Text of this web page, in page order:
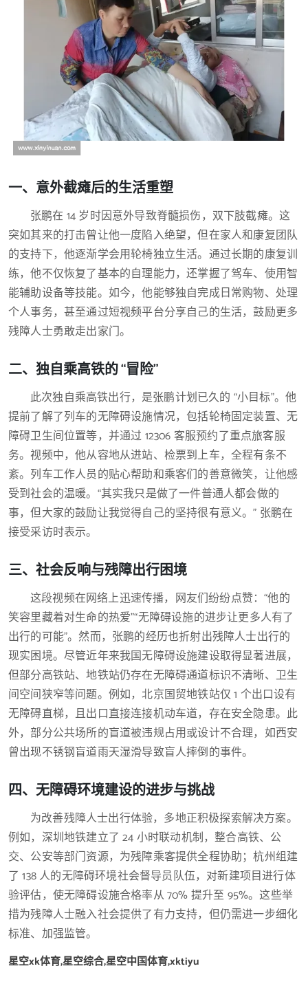
一、意外截瘫后的生活重塑
张鹏在 14 岁时因意外导致脊髓损伤，双下肢截瘫。这
突如其来的打击曾让他一度陷入绝望，但在家人和康复团队
的支持下，他逐渐学会用轮椅独立生活。通过长期的康复训
练，他不仅恢复了基本的自理能力，还掌握了驾车、使用智
能辅助设备等技能。如今，他能够独自完成日常购物、处理
个人事务，甚至通过短视频平台分享自己的生活，鼓励更多
残障人士勇敢走出家门。
二、独自乘高铁的 “冒险”
此次独自乘高铁出行，是张鹏计划已久的 “小目标”。他
提前了解了列车的无障碍设施情况，包括轮椅固定装置、无
障碍卫生间位置等，并通过 12306 客服预约了重点旅客服
务。视频中，他从容地从进站、检票到上车，全程有条不
紊。列车工作人员的贴心帮助和乘客们的善意微笑，让他感
受到社会的温暖。“其实我只是做了一件普通人都会做的
事，但大家的鼓励让我觉得自己的坚持很有意义。” 张鹏在
接受采访时表示。
三、社会反响与残障出行困境
这段视频在网络上迅速传播，网友们纷纷点赞：“他的
笑容里藏着对生命的热爱”“无障碍设施的进步让更多人有了
出行的可能”。然而，张鹏的经历也折射出残障人士出行的
现实困境。尽管近年来我国无障碍设施建设取得显著进展，
但部分高铁站、地铁站仍存在无障碍通道标识不清晰、卫生
间空间狭窄等问题。例如，北京国贸地铁站仅 1 个出口设有
无障碍直梯，且出口直接连接机动车道，存在安全隐患。此
外，部分公共场所的盲道被违规占用或设计不合理，如西安
曾出现不锈钢盲道雨天湿滑导致盲人摔倒的事件。
四、无障碍环境建设的进步与挑战
为改善残障人士出行体验，多地正积极探索解决方案。
例如，深圳地铁建立了 24 小时联动机制，整合高铁、公
交、公安等部门资源，为残障乘客提供全程协助；杭州组建
了 138 人的无障碍环境社会督导员队伍，对新建项目进行体
验评估，使无障碍设施合格率从 70% 提升至 95%。这些举
措为残障人士融入社会提供了有力支持，但仍需进一步细化
标准、加强监管。
星空xk体育,星空综合,星空中国体育,xktiyu